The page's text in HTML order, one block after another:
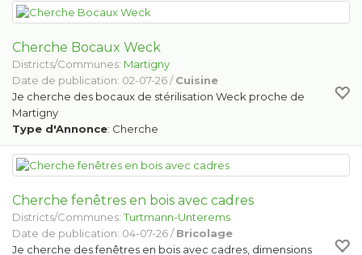
Cherche Bocaux Weck
Districts/Communes: Martigny
Date de publication: 02-07-26 /Cuisine
Je cherche des bocaux de stérilisation Weck proche de
Martigny
Type d'Annonce: Cherche
Cherche fenêtres en bois avec cadres
Districts/Communes:Turtmann-Unterems
Date de publication: 04-07-26 /Bricolage
Je cherche des fenêtres en bois avec cadres, dimensions